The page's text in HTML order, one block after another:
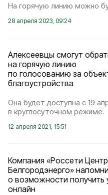
На горячую линию можно
28 апреля 2023, 09:24
Алексеевцы смогут
на горячую линию
по голосованию за
благоустройства
Она будет доступна с 19
в круглосуточном режиме.
12 апреля 2021, 15:51
Компания «Россети Центр
Белгородэнерго»
о возможности получить
онлайн